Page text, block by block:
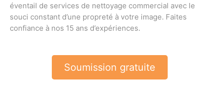
éventail de services de nettoyage commercial avec le
souci constant d’une propreté à votre image. Faites
confiance à nos 15 ans d’expériences.
Soumission gratuite